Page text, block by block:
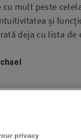
cu mult peste
și
deja cu lista de
privacy